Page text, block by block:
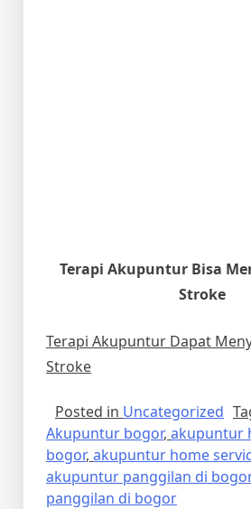
Terapi Akupuntur Bisa
Stroke
Terapi Akupuntur Dapat
Stroke
Posted in Uncategorized
Akupuntur bogor, akupuntur
bogor, akupuntur home
akupuntur panggilan di bogor
panggilan di bogor